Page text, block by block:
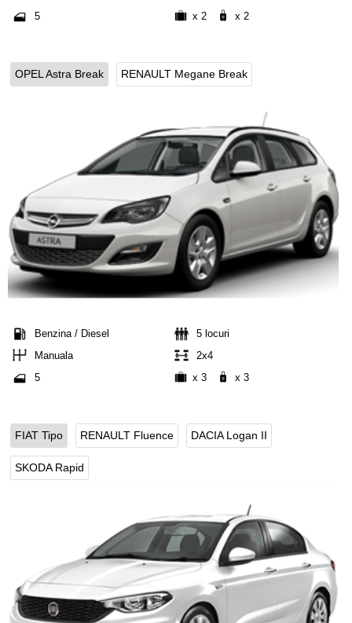
5
x 2 x 2
OPEL Astra Break RENAULT Megane Break
Benzina / Diesel
5 locuri
Manuala
2x4
5
x 3 x 3
FIAT Tipo RENAULT Fluence DACIA Logan II
SKODA Rapid